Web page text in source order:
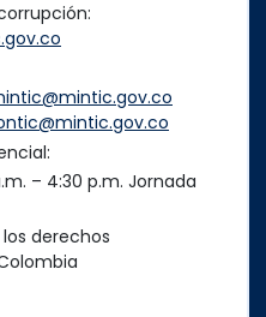
– 4:30 p.m. Jornada
derechos